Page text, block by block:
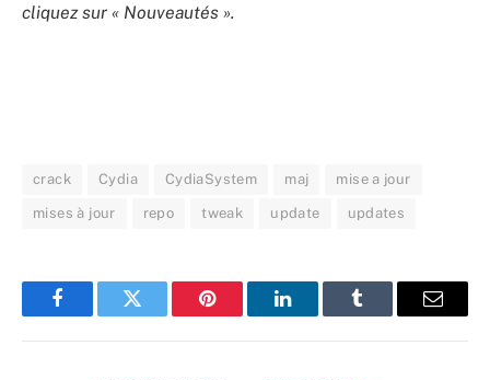
cliquez sur « Nouveautés ».
crack Cydia CydiaSystem maj mise a jour
mises à jour repo tweak update updates
FacebookTwitter Pinterest LinkedInTumblr Email